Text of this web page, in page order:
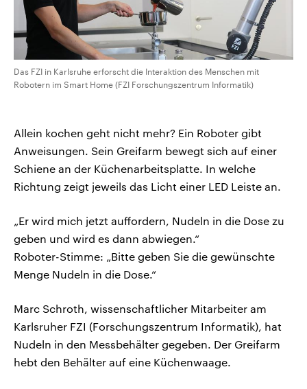
Das FZI in Karlsruhe erforscht die Interaktion des Menschen mit
Robotern im Smart Home (FZI Forschungszentrum Informatik)
Allein kochen geht nicht mehr? Ein Roboter gibt
Anweisungen. Sein Greifarm bewegt sich auf einer
Schiene an der Küchenarbeitsplatte. In welche
Richtung zeigt jeweils das Licht einer LED Leiste an.
„Er wird mich jetzt auffordern, Nudeln in die Dose zu
geben und wird es dann abwiegen.“
Roboter-Stimme: „Bitte geben Sie die gewünschte
Menge Nudeln in die Dose.“
Marc Schroth, wissenschaftlicher Mitarbeiter am
Karlsruher FZI (Forschungszentrum Informatik), hat
Nudeln in den Messbehälter gegeben. Der Greifarm
hebt den Behälter auf eine Küchenwaage.